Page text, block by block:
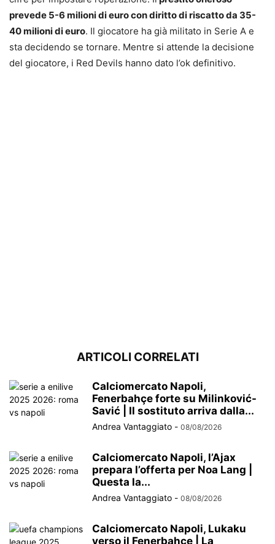
prevede 5-6 milioni di euro con diritto di riscatto da 35-
40 milioni di euro. Il giocatore ha già militato in Serie A e
sta decidendo se tornare. Mentre si attende la decisione
del giocatore, i Red Devils hanno dato l’ok definitivo.
ARTICOLI CORRELATI
Calciomercato Napoli,
Fenerbahçe forte su Milinković-
Savić | Il sostituto arriva dalla...
Andrea Vantaggiato - 08/08/2026
Calciomercato Napoli, l’Ajax
prepara l’offerta per Noa Lang |
Questa la...
Andrea Vantaggiato - 08/08/2026
Calciomercato Napoli, Lukaku
verso il Fenerbahçe | La